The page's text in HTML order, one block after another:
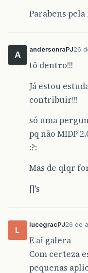
Parabens
A
andersonraPJ26
tô dentro!!!
Já estou
contribuir!!!
só uma
pq não MIDP
:?:
Mas de qlqr
[]'s
L
lucegracPJ26 de
E ai galera
Com certeza
pequenas